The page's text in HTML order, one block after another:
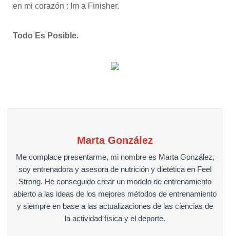
en mi corazón : Im a Finisher.
Todo Es Posible.
Marta González
Me complace presentarme, mi nombre es Marta González,
soy entrenadora y asesora de nutrición y dietética en Feel
Strong. He conseguido crear un modelo de entrenamiento
abierto a las ideas de los mejores métodos de entrenamiento
y siempre en base a las actualizaciones de las ciencias de
la actividad física y el deporte.